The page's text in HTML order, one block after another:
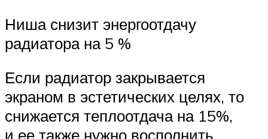
Ниша снизит энергоотдачу
радиатора на 5 %
Если радиатор закрывается
экраном в эстетических целях, то
снижается теплоотдача на 15%,
и ее также нужно восполнить,